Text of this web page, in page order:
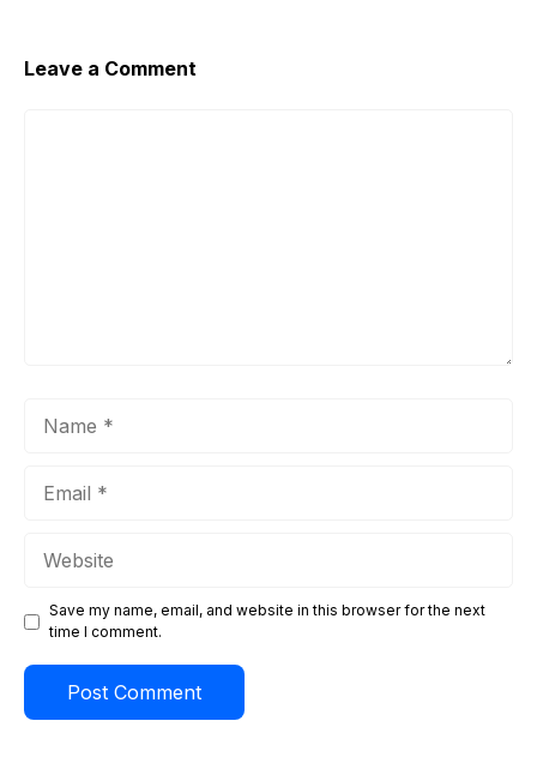
Leave a Comment
Save my name, email, and website in this browser for the next
time I comment.